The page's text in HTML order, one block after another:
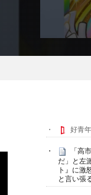
好青
「高
だ」と左
ト』に激
と言い張